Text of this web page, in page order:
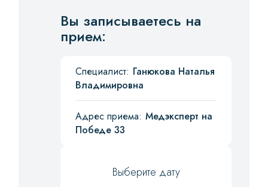
Вы записываетесь на
прием:
Специалист: Ганюкова Наталья
Владимировна
Адрес приема: Медэксперт на
Победе 33
Выберите дату